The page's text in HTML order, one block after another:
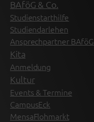
BAföG & Co.
Studienstarthilfe
Studiendarlehen
Ansprechpartner BAföG
Kita
Anmeldung
Kultur
Events & Termine
CampusEck
MensaFlohmarkt